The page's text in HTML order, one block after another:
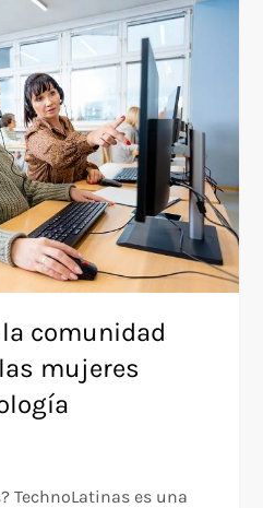
comunidad
mujeres
TechnoLatinas es una